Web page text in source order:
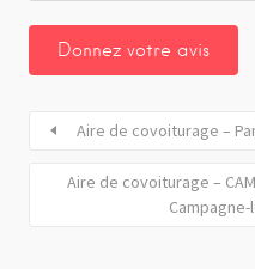
Aire de covoiturage –
Aire de covoiturage –